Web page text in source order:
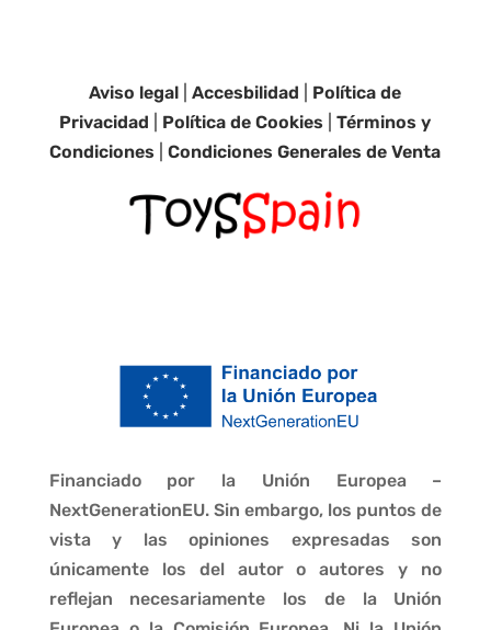
Aviso legal |Accesbilidad
Política de
Privacidad
Política de Cookies |Términos y
Condiciones |Condiciones Generales de Venta
Financiado por la Unión Europea –
NextGenerationEU. Sin embargo, los puntos de
vista y las opiniones expresadas son
únicamente los del autor o autores y no
reflejan necesariamente los de la Unión